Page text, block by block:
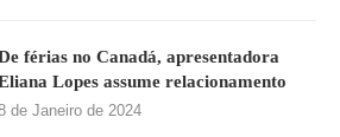
férias no Canadá, apresentadora
Lopes assume relacionamento
de Janeiro de 2024